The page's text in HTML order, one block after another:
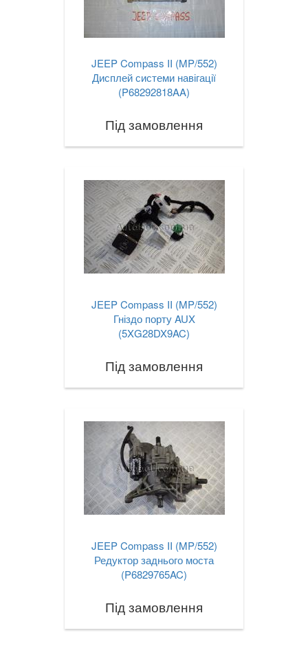
JEEP Compass II (MP/552)
Дисплей системи навігації
(P68292818AA)
Під замовлення
JEEP Compass II (MP/552)
Гніздо порту AUX
(5XG28DX9AC)
Під замовлення
JEEP Compass II (MP/552)
Редуктор заднього моста
(P6829765AC)
Під замовлення